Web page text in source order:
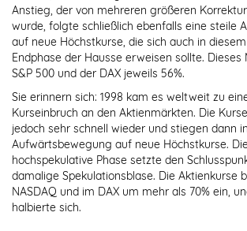
Anstieg, der von mehreren größeren
wurde, folgte schließlich ebenfalls eine steile
auf neue Höchstkurse, die sich auch in
Endphase der Hausse erweisen sollte. Dieses
S&P 500 und der DAX jeweils 56%.
Sie erinnern sich: 1998 kam es weltweit zu
Kurseinbruch an den Aktienmärkten. Die
jedoch sehr schnell wieder und stiegen dann
Aufwärtsbewegung auf neue Höchstkurse.
hochspekulative Phase setzte den
damalige Spekulationsblase. Die Aktienkurse
NASDAQ und im DAX um mehr als 70% ein,
halbierte sich.